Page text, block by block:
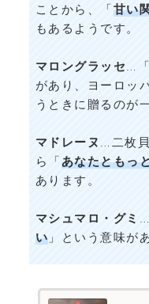
ことから、「甘い
もあるようです。
マロングラッセ…「
があり、ヨーロッ
うときに贈るのが
マドレーヌ …二枚
ら「あなたともっ
あります。
マシュマロ・グミ
い 」という意味が